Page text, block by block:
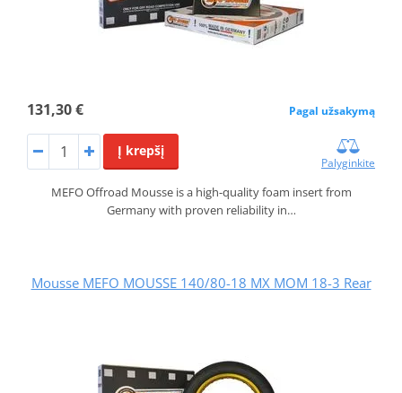
131,30 € Pagal užsakymą
Į krepšį
Palyginkite
MEFO Offroad Mousse is a high-quality foam insert from
Germany with proven reliability in…
Mousse MEFO MOUSSE 140/80-18 MX MOM 18-3 Rear